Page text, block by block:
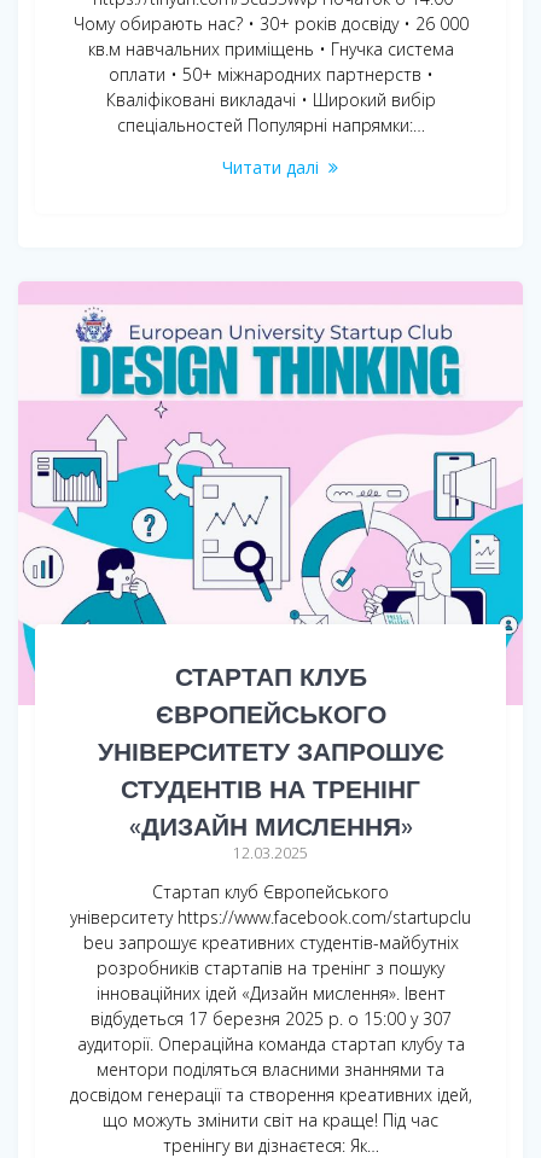
Чому обирають нас? • 30+ років досвіду • 26 000
кв.м навчальних приміщень • Гнучка система
оплати • 50+ міжнародних партнерcтв •
Кваліфіковані викладачі • Широкий вибір
спеціальностей Популярні напрямки:…
Читати далі
СТАРТАП КЛУБ
ЄВРОПЕЙСЬКОГО
УНІВЕРСИТЕТУ ЗАПРОШУЄ
СТУДЕНТІВ НА ТРЕНІНГ
«ДИЗАЙН МИСЛЕННЯ»
12.03.2025
Стартап клуб Європейського
університету https://www.facebook.com/startupclu
beu запрошує креативних студентів-майбутніх
розробників стартапів на тренінг з пошуку
інноваційних ідей «Дизайн мислення». Івент
відбудеться 17 березня 2025 р. о 15:00 у 307
аудиторії. Операційна команда стартап клубу та
ментори поділяться власними знаннями та
досвідом генерації та створення креативних ідей,
що можуть змінити світ на краще! Під час
тренінгу ви дізнаєтеся: Як…